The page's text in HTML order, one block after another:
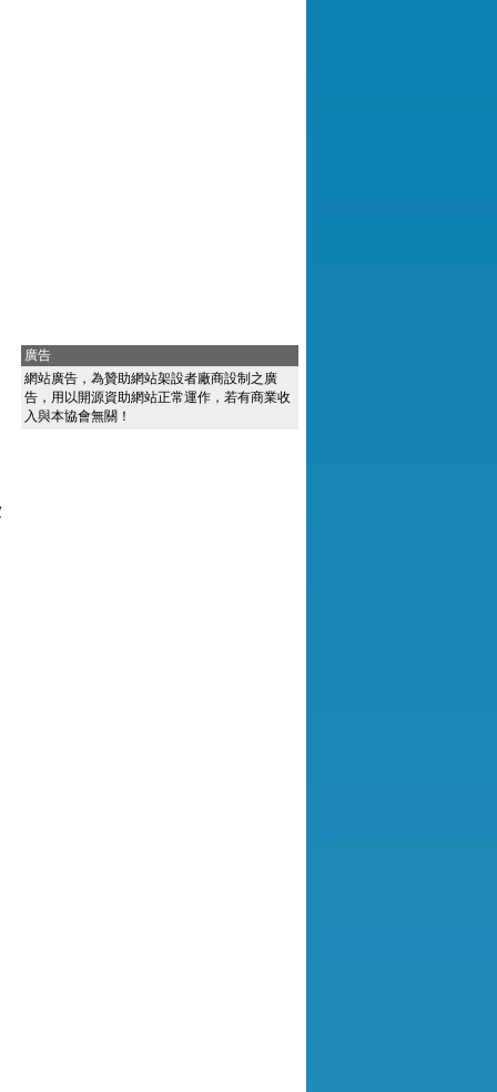
廣告
網站廣告，為贊助網站架設者廠商設制之廣
告，用以開源資助網站正常運作，若有商業收
入與本協會無關！